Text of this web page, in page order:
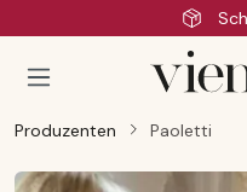
Zum Hauptinhalt
Produzenten Paoletti